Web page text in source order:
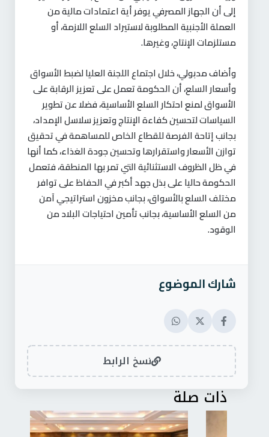
إلى أن الجهاز المصرفي يوفر أية اعتمادات مالية من
العملة الأجنبية المطلوبة لاستيراد السلع اللازمة، أو
مستلزمات الإنتاج، وغيرها.
وأضاف مدبولي، خلال اجتماع اللجنة العليا لضبط الأسواق
وأسعار السلع، أن الحكومة تعمل على تعزيز الرقابة على
الأسواق لمنع احتكار السلع الأساسية، فضلا عن تطوير
السياسات لتحسين كفاءة الإنتاج وتعزيز سلاسل الإمداد،
بجانب إتاحة الفرصة للقطاع الخاص للمساهمة في تحقيق
توازن الأسعار واستقرارها وتحسين جودة الغذاء، كما أنها
في ظل الظروف الاستثنائية التي تمر بها المنطقة، فتعمل
الحكومة حاليا على بذل جهد أكبر في الحفاظ على توافر
مختلف السلع بالأسواق، بجانب مخزون استراتيجي آمن
من السلع الأساسية، بجانب تأمين احتياجات البلاد من
الوقود.
شارك الموضوع
نسخ الرابط
ذات صلة